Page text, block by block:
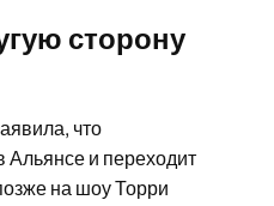
сторону
что
Альянсе и переходит
на шоу Торри